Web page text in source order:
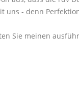
uns - denn
Sie meinen